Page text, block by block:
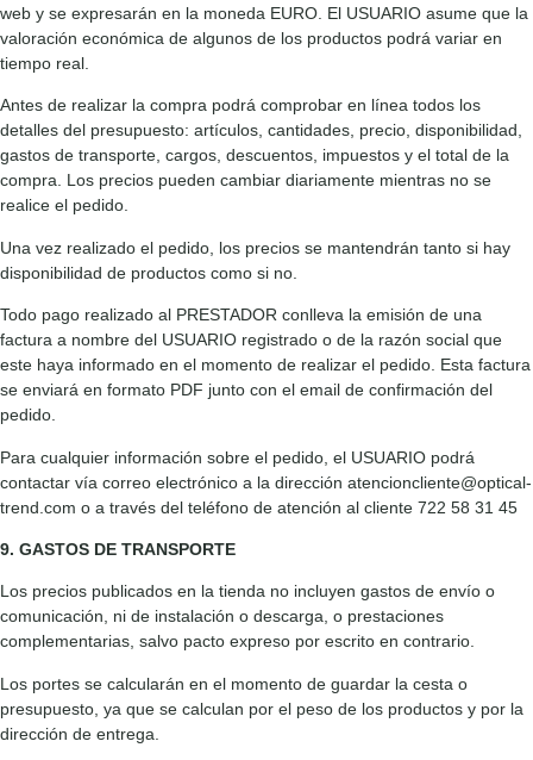
web y se expresarán en la moneda EURO. El USUARIO asume que la
valoración económica de algunos de los productos podrá variar en
tiempo real.
Antes de realizar la compra podrá comprobar en línea todos los
detalles del presupuesto: artículos, cantidades, precio, disponibilidad,
gastos de transporte, cargos, descuentos, impuestos y el total de la
compra. Los precios pueden cambiar diariamente mientras no se
realice el pedido.
Una vez realizado el pedido, los precios se mantendrán tanto si hay
disponibilidad de productos como si no.
Todo pago realizado al PRESTADOR conlleva la emisión de una
factura a nombre del USUARIO registrado o de la razón social que
este haya informado en el momento de realizar el pedido. Esta factura
se enviará en formato PDF junto con el email de confirmación del
pedido.
Para cualquier información sobre el pedido, el USUARIO podrá
contactar vía correo electrónico a la dirección atencioncliente@optical-
trend.com o a través del teléfono de atención al cliente 722 58 31 45
9. GASTOS DE TRANSPORTE
Los precios publicados en la tienda no incluyen gastos de envío o
comunicación, ni de instalación o descarga, o prestaciones
complementarias, salvo pacto expreso por escrito en contrario.
Los portes se calcularán en el momento de guardar la cesta o
presupuesto, ya que se calculan por el peso de los productos y por la
dirección de entrega.